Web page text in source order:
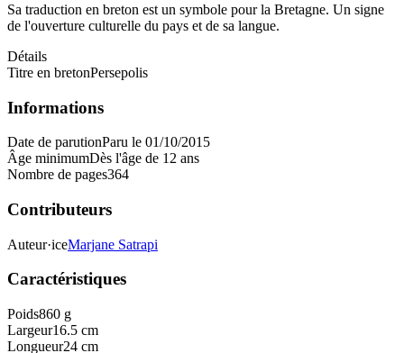
Sa traduction en breton est un symbole pour la Bretagne. Un signe
de l'ouverture culturelle du pays et de sa langue.
Détails
Titre en bretonPersepolis
Informations
Date de parutionParu le 01/10/2015
Âge minimumDès l'âge de 12 ans
Nombre de pages364
Contributeurs
Auteur·iceMarjane Satrapi
Caractéristiques
Poids860 g
Largeur16.5 cm
Longueur24 cm